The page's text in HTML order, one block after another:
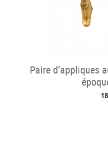
Paire d’appliques